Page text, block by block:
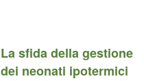
La sfida della gestione
dei neonati ipotermici